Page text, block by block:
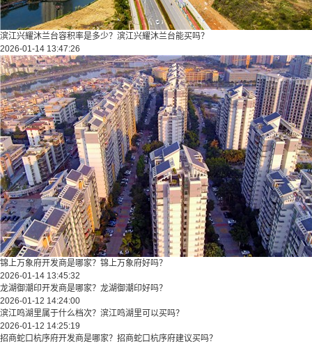
滨江兴耀沐兰台容积率是多少？滨江兴耀沐兰台能买吗？
2026-01-14 13:47:26
锦上万象府开发商是哪家？锦上万象府好吗？
2026-01-14 13:45:32
龙湖御潮印开发商是哪家？龙湖御潮印好吗？
2026-01-12 14:24:00
滨江鸣湖里属于什么档次？滨江鸣湖里可以买吗？
2026-01-12 14:25:19
招商蛇口杭序府开发商是哪家？招商蛇口杭序府建议买吗？